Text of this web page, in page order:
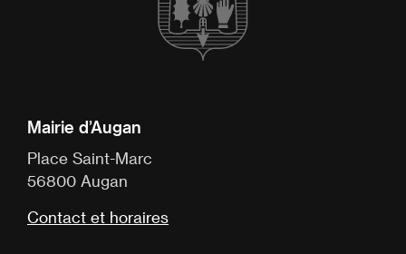
Mairie d’Augan
Place Saint-Marc
56800 Augan
Contact et horaires